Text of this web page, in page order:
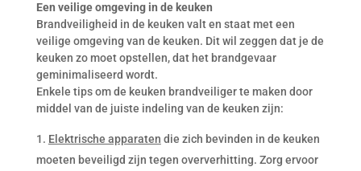
Een veilige omgeving in de keuken
Brandveiligheid in de keuken valt en staat met een
veilige omgeving van de keuken. Dit wil zeggen dat je de
keuken zo moet opstellen, dat het brandgevaar
geminimaliseerd wordt.
Enkele tips om de keuken brandveiliger te maken door
middel van de juiste indeling van de keuken zijn:
Elektrische apparaten die zich bevinden in de keuken
moeten beveiligd zijn tegen oververhitting. Zorg ervoor